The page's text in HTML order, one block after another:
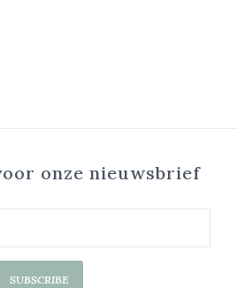
onze nieuwsbrief
SUBSCRIBE